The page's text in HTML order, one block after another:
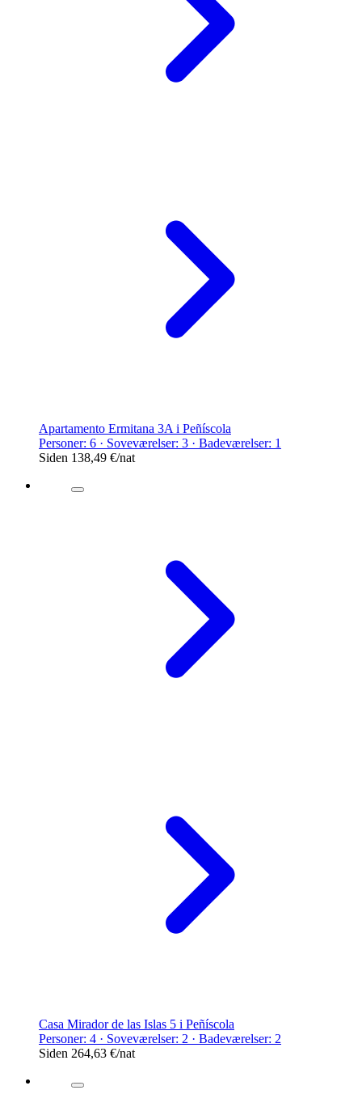
Apartamento Ermitana 3A i Peñíscola
Personer: 6 · Soveværelser: 3 · Badeværelser: 1
Siden 138,49 €/nat
Casa Mirador de las Islas 5 i Peñíscola
Personer: 4 · Soveværelser: 2 · Badeværelser: 2
Siden 264,63 €/nat